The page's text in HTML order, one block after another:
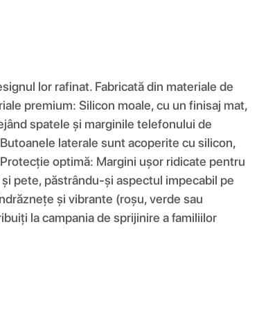
lor rafinat. Fabricată din materiale de
premium: Silicon moale, cu un finisaj mat,
spatele și marginile telefonului de
laterale sunt acoperite cu silicon,
optimă: Margini ușor ridicate pentru
pete, păstrându-și aspectul impecabil pe
și vibrante (roșu, verde sau
la campania de sprijinire a familiilor